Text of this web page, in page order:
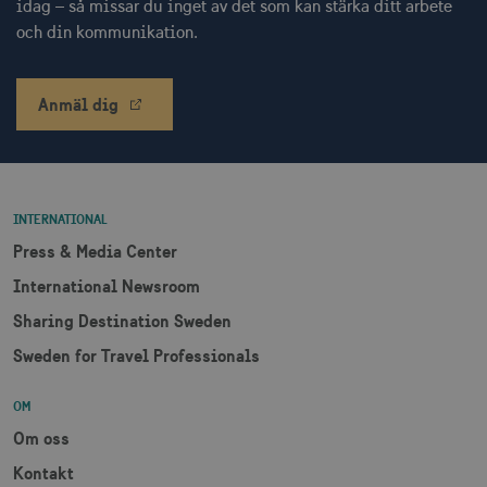
idag – så missar du inget av det som kan stärka ditt arbete
och din kommunikation.
Anmäl dig
INTERNATIONAL
Press & Media Center
International Newsroom
Sharing Destination Sweden
Sweden for Travel Professionals
OM
Om oss
Kontakt
och kontohantering men bidrar även till en
säker webbplats. Webbplatsen kan inte
användas ordentligt utan strikt nödvändiga
receive-cookie-